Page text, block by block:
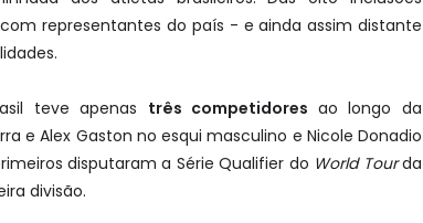
representantes do país - e ainda assim distante
teve apenas três competidores ao longo da
e Alex Gaston no esqui masculino e Nicole Donadio
disputaram a Série Qualifier do World Tourda
divisão.